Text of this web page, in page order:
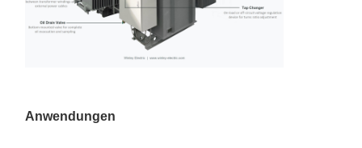
Anwendungen